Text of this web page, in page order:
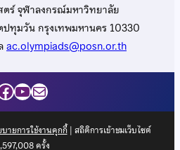
ร์ จุฬาลงกรณ์มหาวิทยาลัย
ทุมวัน กรุงเทพมหานคร 10330
ac.olympiads@posn.or.th
YouTube
Mail
ายการใช้งานคุกกี้| สถิติการเข้าชมเว็บไซต์
ครั้ง